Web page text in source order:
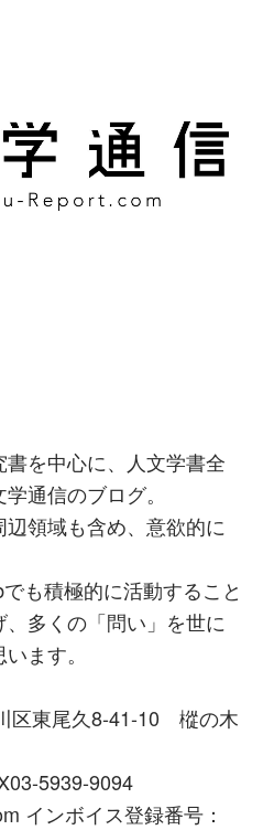
を中心に、人文学書全
通信のブログ。
領域も含め、意欲的に
も積極的に活動すること
多くの「問い」を世に
ます。
区東尾久8-41-10 樅の木
5939-9094
インボイス登録番号：